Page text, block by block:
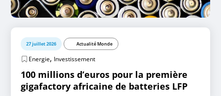
27 juillet 2026 Actualité Monde
Energie, Investissement
100 millions d’euros pour la première
gigafactory africaine de batteries LFP